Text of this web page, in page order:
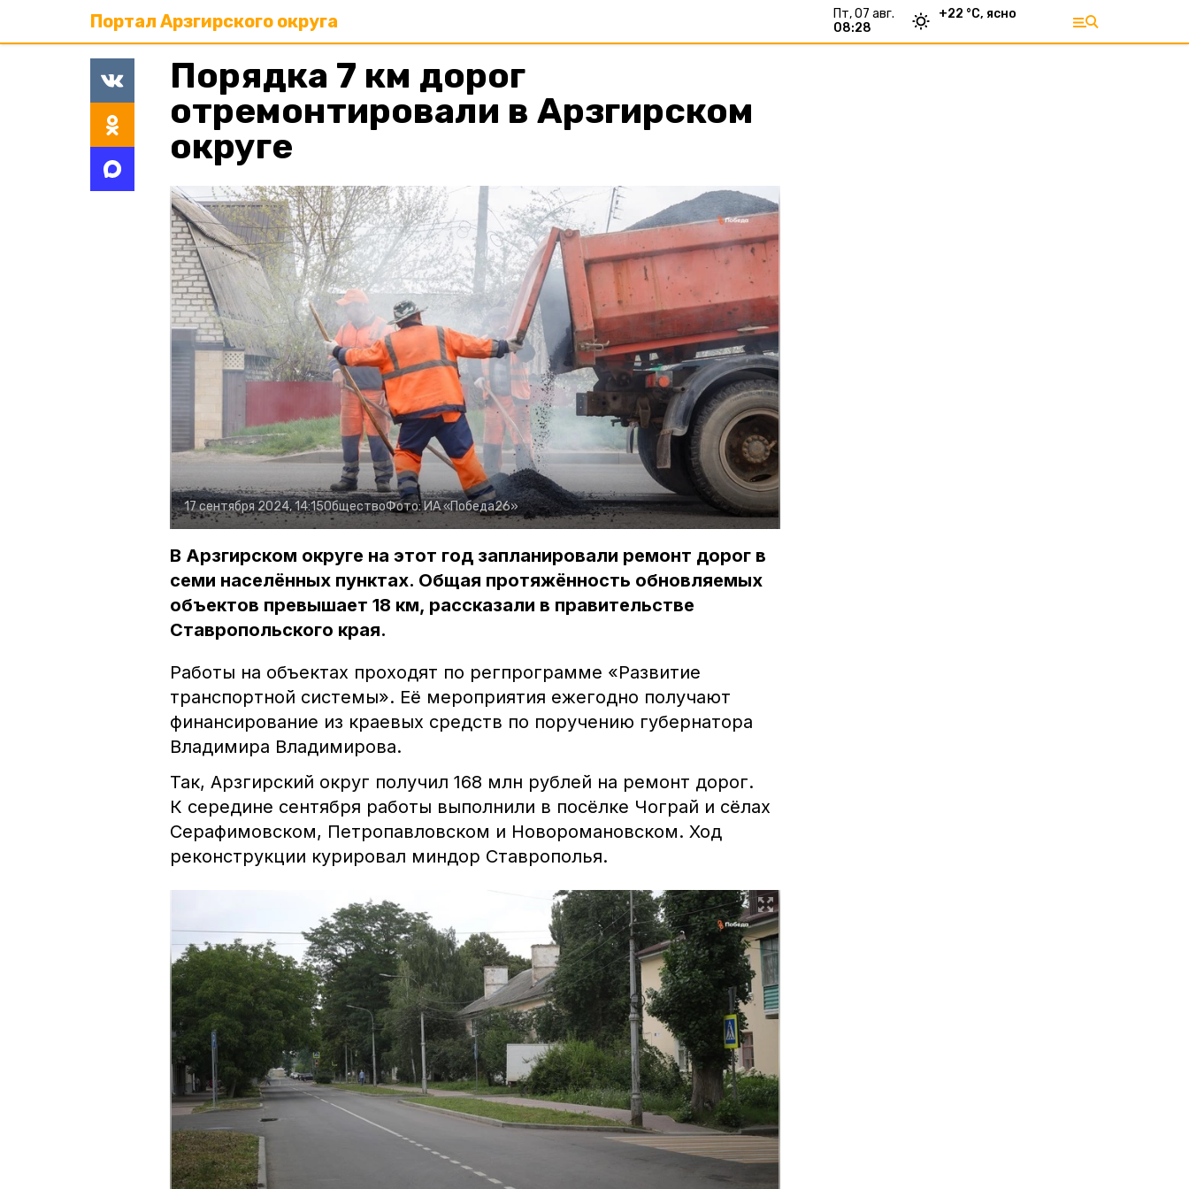
Портал Арзгирского округа
пт, 07 авг.
08:28
+22 °С, ясно
Порядка 7 км дорог
отремонтировали в Арзгирском
округе
17 сентября 2024, 14:15ОбществоФото:ИА «Победа26»
В Арзгирском округе на этот год запланировали ремонт дорог в
семи населённых пунктах. Общая протяжённость обновляемых
объектов превышает 18 км, рассказали в правительстве
Ставропольского края.
Работы на объектах проходят по регпрограмме «Развитие
транспортной системы». Её мероприятия ежегодно получают
финансирование из краевых средств по поручению губернатора
Владимира Владимирова.
Так, Арзгирский округ получил 168 млн рублей на ремонт дорог.
К середине сентября работы выполнили в посёлке Чограй и сёлах
Серафимовском, Петропавловском и Новоромановском. Ход
реконструкции курировал миндор Ставрополья.